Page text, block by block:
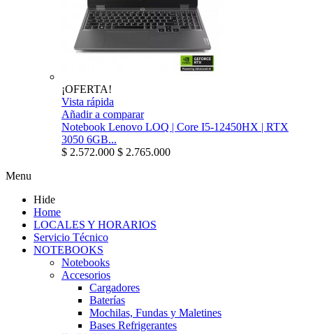
¡OFERTA!
Vista rápida
Añadir a comparar
Notebook Lenovo LOQ | Core I5-12450HX | RTX
3050 6GB...
$ 2.572.000 $ 2.765.000
Menu
Hide
Home
LOCALES Y HORARIOS
Servicio Técnico
NOTEBOOKS
Notebooks
Accesorios
Cargadores
Baterías
Mochilas, Fundas y Maletines
Bases Refrigerantes